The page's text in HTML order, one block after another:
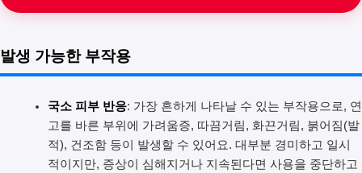
발생 가능한 부작용
국소 피부 반응: 가장 흔하게 나타날 수 있는 부작용으로, 연
고를 바른 부위에 가려움증, 따끔거림, 화끈거림, 붉어짐(발
적), 건조함 등이 발생할 수 있어요. 대부분 경미하고 일시
적이지만, 증상이 심해지거나 지속된다면 사용을 중단하고